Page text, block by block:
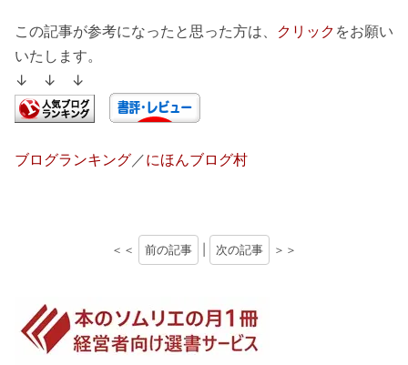
この記事が参考になったと思った方は、 クリック をお願い
いたします。
↓ ↓ ↓
ブログランキング／にほんブログ村
＜＜ 前の記事 次の記事 ＞＞